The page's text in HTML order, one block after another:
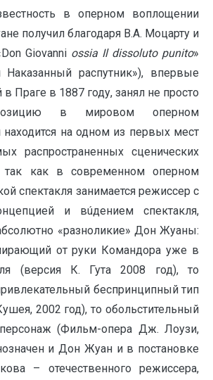
в оперном воплощении
получил благодаря В.А. Моцарту и
Giovanni ossia Il dissoluto punito»
распутник»), впервые
Праге в 1887 году, занял не просто
в мировом оперном
находится на одном из первых мест
распространенных сценических
как в современном оперном
спектакля занимается режиссер с
и вúдением спектакля,
«разноликие» Дон Жуаны:
от руки Командора уже в
(версия К. Гута 2008 год), то
беспринципный тип
2002 год), то обольстительный
(Фильм-опера Дж. Лоузи,
и Дон Жуан и в постановке
– отечественного режиссера,